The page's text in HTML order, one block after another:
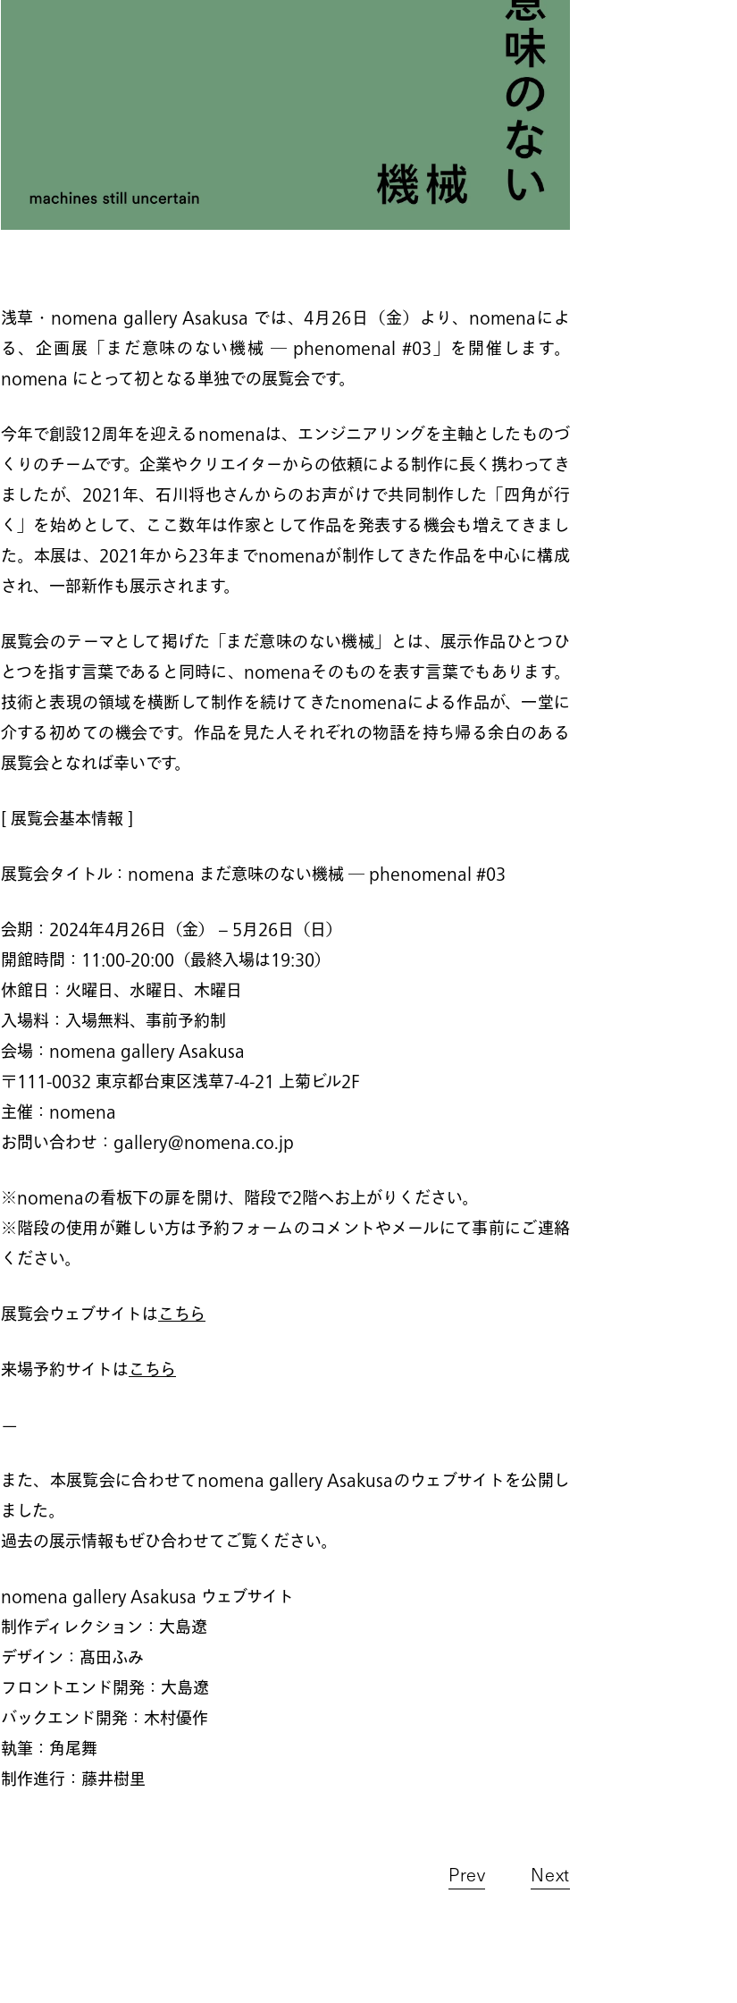
浅草・nomena gallery Asakusa では、4月26日（金）より、nomenaによ
る、企画展「まだ意味のない機械 ― phenomenal #03」を開催します。
nomena にとって初となる単独での展覧会です。
今年で創設12周年を迎えるnomenaは、エンジニアリングを主軸としたものづ
くりのチームです。企業やクリエイターからの依頼による制作に長く携わってき
ましたが、2021年、石川将也さんからのお声がけで共同制作した「四角が行
く」を始めとして、ここ数年は作家として作品を発表する機会も増えてきまし
た。本展は、2021年から23年までnomenaが制作してきた作品を中心に構成
され、一部新作も展示されます。
展覧会のテーマとして掲げた「まだ意味のない機械」とは、展示作品ひとつひ
とつを指す言葉であると同時に、nomenaそのものを表す言葉でもあります。
技術と表現の領域を横断して制作を続けてきたnomenaによる作品が、一堂に
介する初めての機会です。作品を見た人それぞれの物語を持ち帰る余白のある
展覧会となれば幸いです。
[ 展覧会基本情報 ]
展覧会タイトル：nomena まだ意味のない機械 ― phenomenal #03
会期：2024年4月26日（金） – 5月26日（日）
開館時間：11:00-20:00（最終入場は19:30）
休館日：火曜日、水曜日、木曜日
入場料：入場無料、事前予約制
会場：nomena gallery Asakusa
〒111-0032 東京都台東区浅草7-4-21 上菊ビル2F
主催：nomena
お問い合わせ：gallery@nomena.co.jp
※nomenaの看板下の扉を開け、階段で2階へお上がりください。
※階段の使用が難しい方は予約フォームのコメントやメールにて事前にご連絡
ください。
展覧会ウェブサイトは こちら
来場予約サイトは こちら
—
また、本展覧会に合わせてnomena gallery Asakusaのウェブサイトを公開し
ました。
過去の展示情報もぜひ合わせてご覧ください。
nomena gallery Asakusa ウェブサイト
制作ディレクション：大島遼
デザイン：髙田ふみ
フロントエンド開発：大島遼
バックエンド開発：木村優作
執筆：角尾舞
制作進行：藤井樹里
Prev Next